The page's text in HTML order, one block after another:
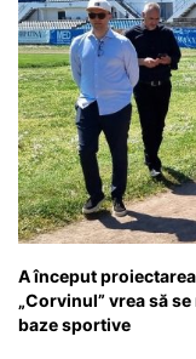
A început
„Corvinul” vrea să
baze sportive